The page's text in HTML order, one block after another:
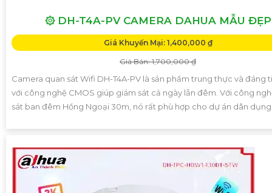
۞ DH-T4A-PV CAMERA DAHUA MẪU ĐẸP
Giá Khuyến Mại: 1,400,000 ₫
Giá Bán: 1,700,000 ₫
Camera quan sát Wifi DH-T4A-PV là sản phẩm trung thực và đáng
với công nghệ CMOS giúp giám sát cả ngày lẫn đêm. Với công
sát ban đêm Hồng Ngoại 30m, nó rất phù hợp cho dự án dân dụng